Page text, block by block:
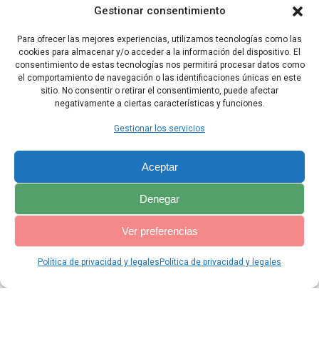
Gestionar consentimiento
Para ofrecer las mejores experiencias, utilizamos tecnologías como las
cookies para almacenar y/o acceder a la información del dispositivo. El
consentimiento de estas tecnologías nos permitirá procesar datos como
el comportamiento de navegación o las identificaciones únicas en este
sitio. No consentir o retirar el consentimiento, puede afectar
negativamente a ciertas características y funciones.
Gestionar los servicios
Aceptar
Denegar
Ver preferencias
Política de privacidad y legales Política de privacidad y legales
serán devastadas, como Salmán devastó a Bet Arbel en el día del
15 Esto es lo que les hizo Betel, por la enorme maldad de ustedes:
al despuntar el alba, el rey de Israel estará completamente
perdido.
Capítulo Anterior Capítulo Siguiente